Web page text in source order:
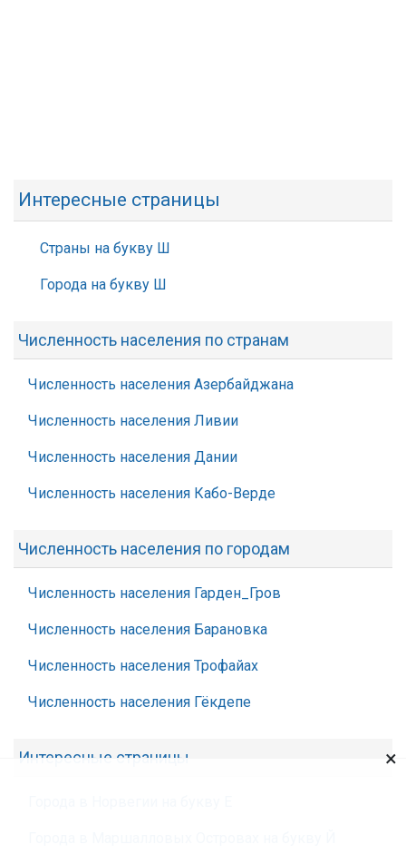
Интересные страницы
Страны на букву Ш
Города на букву Ш
Численность населения по странам
Численность населения Азербайджана
Численность населения Ливии
Численность населения Дании
Численность населения Кабо-Верде
Численность населения по городам
Численность населения Гарден_Гров
Численность населения Барановка
Численность населения Трофайах
Численность населения Гёкдепе
Интересные страницы ×